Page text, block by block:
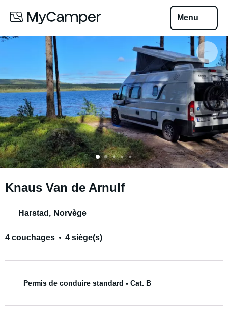
Menu
Knaus Van de Arnulf
Harstad , Norvège
4 couchages 4 siège(s)
Permis de conduire standard - Cat. B